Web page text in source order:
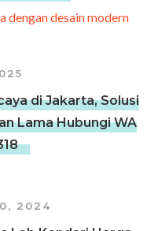
di Jakarta, Solusi
Lama Hubungi WA
2024